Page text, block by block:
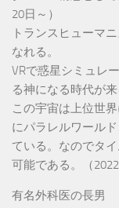
20日～）
トランスヒューマ
なれる。
VRで惑星シミュレ
る神になる時代が
この宇宙は上位世
にパラレルワール
ている。なのでタ
可能である。（
有名外科医の長男